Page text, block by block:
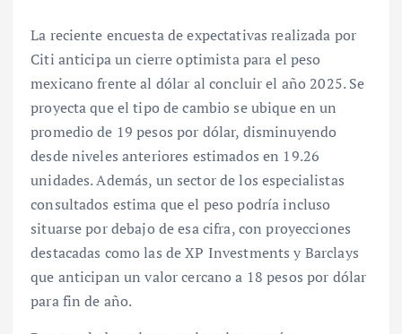
La reciente encuesta de expectativas realizada por
Citi anticipa un cierre optimista para el peso
mexicano frente al dólar al concluir el año 2025. Se
proyecta que el tipo de cambio se ubique en un
promedio de 19 pesos por dólar, disminuyendo
desde niveles anteriores estimados en 19.26
unidades. Además, un sector de los especialistas
consultados estima que el peso podría incluso
situarse por debajo de esa cifra, con proyecciones
destacadas como las de XP Investments y Barclays
que anticipan un valor cercano a 18 pesos por dólar
para fin de año.